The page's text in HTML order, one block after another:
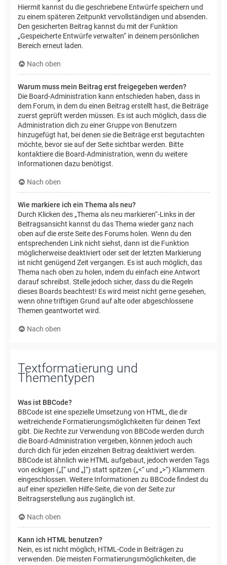
Hiermit kannst du die geschriebene Entwürfe speichern und
zu einem späteren Zeitpunkt vervollständigen und absenden.
Den gesicherten Beitrag kannst du mit der Funktion
„Gespeicherte Entwürfe verwalten“ in deinem persönlichen
Bereich erneut laden.
Nach oben
Warum muss mein Beitrag erst freigegeben werden?
Die Board-Administration kann entschieden haben, dass in
dem Forum, in dem du einen Beitrag erstellt hast, die Beiträge
zuerst geprüft werden müssen. Es ist auch möglich, dass die
Administration dich zu einer Gruppe von Benutzern
hinzugefügt hat, bei denen sie die Beiträge erst begutachten
möchte, bevor sie auf der Seite sichtbar werden. Bitte
kontaktiere die Board-Administration, wenn du weitere
Informationen dazu benötigst.
Nach oben
Wie markiere ich ein Thema als neu?
Durch Klicken des „Thema als neu markieren“-Links in der
Beitragsansicht kannst du das Thema wieder ganz nach
oben auf die erste Seite des Forums holen. Wenn du den
entsprechenden Link nicht siehst, dann ist die Funktion
möglicherweise deaktiviert oder seit der letzten Markierung
ist nicht genügend Zeit vergangen. Es ist auch möglich, das
Thema nach oben zu holen, indem du einfach eine Antwort
darauf schreibst. Stelle jedoch sicher, dass du die Regeln
dieses Boards beachtest! Es wird meist nicht gerne gesehen,
wenn ohne triftigen Grund auf alte oder abgeschlossene
Themen geantwortet wird.
Nach oben
Textformatierung und
Thementypen
Was ist BBCode?
BBCode ist eine spezielle Umsetzung von HTML, die dir
weitreichende Formatierungsmöglichkeiten für deinen Text
gibt. Die Rechte zur Verwendung von BBCode werden durch
die Board-Administration vergeben, können jedoch auch
durch dich für jeden einzelnen Beitrag deaktiviert werden.
BBCode ist ähnlich wie HTML aufgebaut, jedoch werden Tags
von eckigen („[“ und „]“) statt spitzen („<“ und „>“) Klammern
eingeschlossen. Weitere Informationen zu BBCode findest du
auf einer speziellen Hilfe-Seite, die von der Seite zur
Beitragserstellung aus zugänglich ist.
Nach oben
Kann ich HTML benutzen?
Nein, es ist nicht möglich, HTML-Code in Beiträgen zu
verwenden. Die meisten Formatierungsmöglichkeiten, die